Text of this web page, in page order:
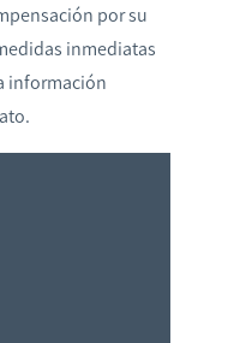
por su
inmediatas
información